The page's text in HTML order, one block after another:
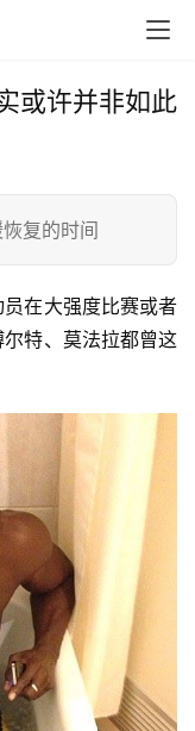
或许并非如此
复的时间
在大强度比赛或者
特、莫法拉都曾这